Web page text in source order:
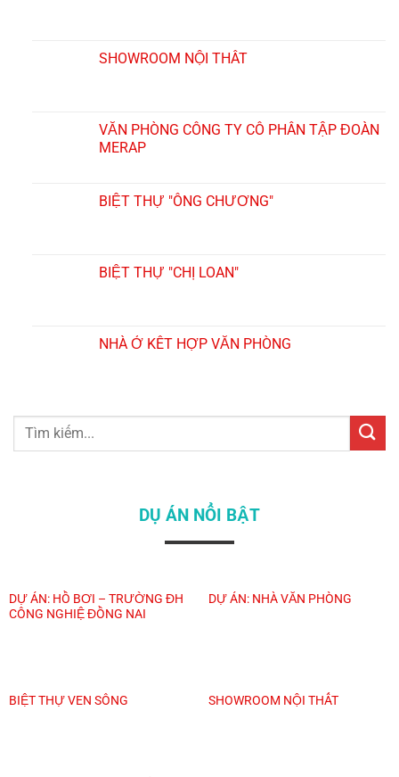
SHOWROOM NỘI THẤT
VĂN PHÒNG CÔNG TY CỔ PHẦN TẬP ĐOÀN
MERAP
BIỆT THỰ "ÔNG CHƯƠNG"
BIỆT THỰ "CHỊ LOAN"
NHÀ Ở KẾT HỢP VĂN PHÒNG
Search
DỤ ÁN NỔI BẬT
DỰ ÁN: HỒ BƠI – TRƯỜNG ĐH
CÔNG NGHIỆ ĐỒNG NAI
DỰ ÁN: NHÀ VĂN PHÒNG
BIỆT THỰ VEN SÔNG SHOWROOM NỘI THẤT